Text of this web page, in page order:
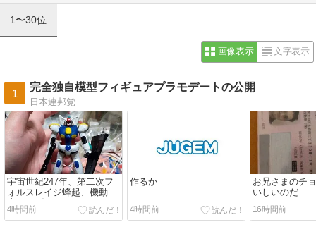
1〜30位
画像表示 文字表示
1
完全独自模型フィギュアプラモデートの公開
日本連邦党
宇宙世紀247年、第二次フ
ォルスレイジ蜂起、機動戦
士ガンダムリフレイン、リ
フレイン（Refrain）追憶の
4時間前
作るか
4時間前
お兄さまのチ
いしいのだ
16時間前